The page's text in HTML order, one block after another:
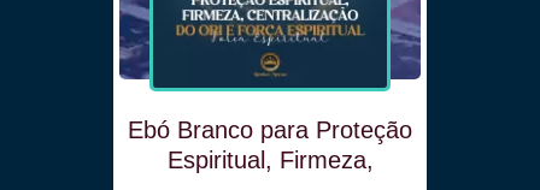
Ebó Branco para Proteção
Espiritual, Firmeza,